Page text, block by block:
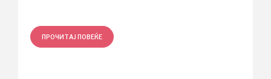
ПРОЧИТАЈ ПОВЕЌЕ